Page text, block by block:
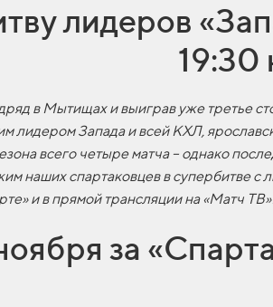
лидеров
19:30
в Мытищах и выиграв уже третье
лидером Запада и всей КХЛ,
всего четыре матча – однако
наших спартаковцев в супербитве
и в прямой трансляции на «Матч
за